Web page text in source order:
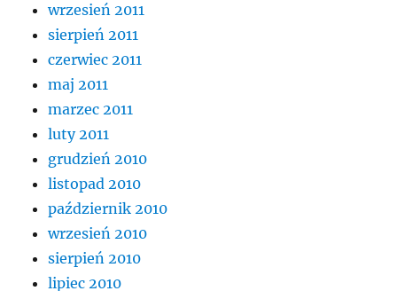
wrzesień 2011
sierpień 2011
czerwiec 2011
maj 2011
marzec 2011
luty 2011
grudzień 2010
listopad 2010
październik 2010
wrzesień 2010
sierpień 2010
lipiec 2010